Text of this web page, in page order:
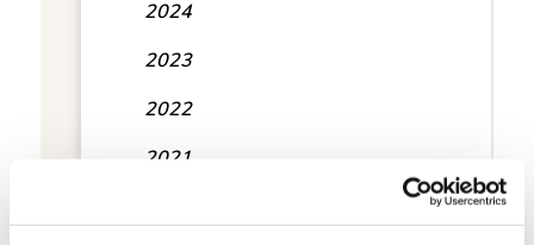
2024
2023
2022
2021